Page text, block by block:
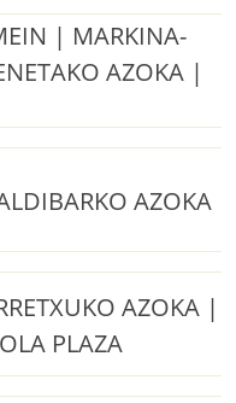
| MARKINA-
AZOKA |
AZOKA
AZOKA |
PLAZA